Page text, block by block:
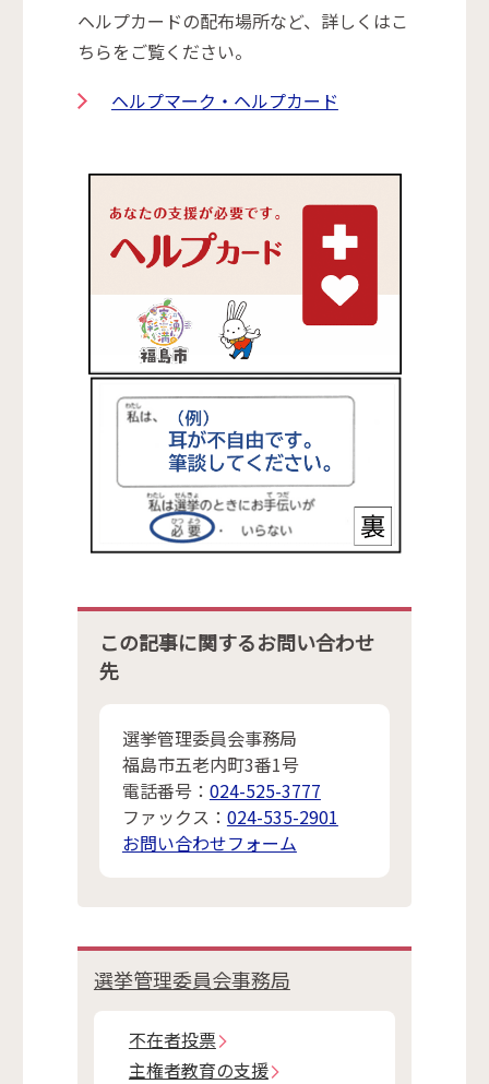
ヘルプカードの配布場所など、詳しくはこ
ちらをご覧ください。
ヘルプマーク・ヘルプカード
この記事に関するお問い合わせ
先
選挙管理委員会事務局
福島市五老内町3番1号
電話番号： 024-525-3777
ファックス： 024-535-2901
お問い合わせフォーム
選挙管理委員会事務局
不在者投票
主権者教育の支援